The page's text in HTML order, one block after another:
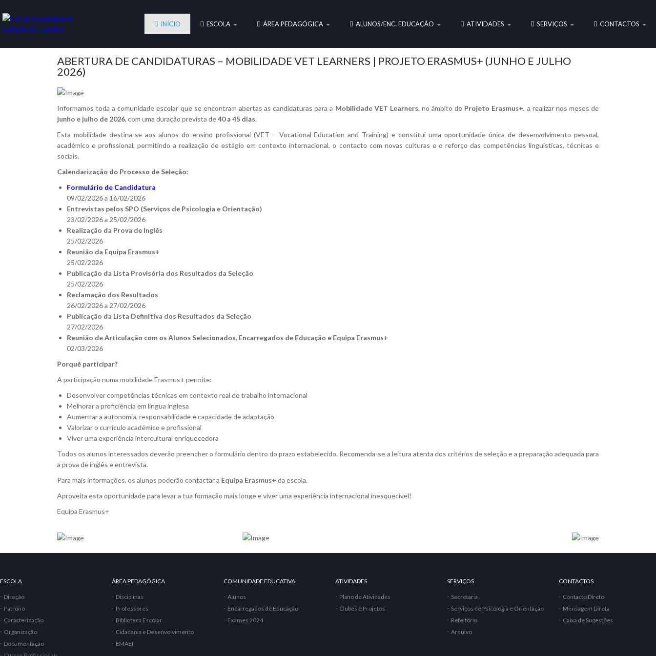
INÍCIO ESCOLA ÁREA PEDAGÓGICA ALUNOS/ENC. EDUCAÇÃO ATIVIDADES SERVIÇOS CONTACTOS
ABERTURA DE CANDIDATURAS – MOBILIDADE VET LEARNERS | PROJETO ERASMUS+ (JUNHO E JULHO
2026)
Informamos toda a comunidade escolar que se encontram abertas as candidaturas para a Mobilidade VET Learners, no âmbito do Projeto Erasmus+, a realizar nos meses de
junho e julho de 2026, com uma duração prevista de40 a 45 dias.
Esta mobilidade destina-se aos alunos do ensino profissional (VET – Vocational Education and Training) e constitui uma oportunidade única de desenvolvimento pessoal,
académico e profissional, permitindo a realização de estágio em contexto internacional, o contacto com novas culturas e o reforço das competências linguísticas, técnicas e
sociais.
Calendarização do Processo de Seleção:
Formulário de Candidatura
09/02/2026 a 16/02/2026
Entrevistas pelos SPO (Serviços de Psicologia e Orientação)
23/02/2026 a 25/02/2026
Realização da Prova de Inglês
25/02/2026
Reunião da Equipa Erasmus+
25/02/2026
Publicação da Lista Provisória dos Resultados da Seleção
25/02/2026
Reclamação dos Resultados
26/02/2026 a 27/02/2026
Publicação da Lista Definitiva dos Resultados da Seleção
27/02/2026
Reunião de Articulação com os Alunos Selecionados, Encarregados de Educação e Equipa Erasmus+
02/03/2026
Porquê participar?
A participação numa mobilidade Erasmus+ permite:
Desenvolver competências técnicas em contexto real de trabalho internacional
Melhorar a proficiência em língua inglesa
Aumentar a autonomia, responsabilidade e capacidade de adaptação
Valorizar o currículo académico e profissional
Viver uma experiência intercultural enriquecedora
Todos os alunos interessados deverão preencher o formulário dentro do prazo estabelecido. Recomenda-se a leitura atenta dos critérios de seleção e a preparação adequada para
a prova de inglês e entrevista.
Para mais informações, os alunos poderão contactar a Equipa Erasmus+ da escola.
Aproveita esta oportunidade para levar a tua formação mais longe e viver uma experiência internacional inesquecível!
Equipa Erasmus+
ESCOLA
Direção
Patrono
Caracterização
Organização
Documentação
ÁREA PEDAGÓGICA
Disciplinas
Professores
Biblioteca Escolar
Cidadania e Desenvolvimento
EMAEI
COMUNIDADE EDUCATIVA
Alunos
Encarregados de Educação
Exames 2024
ATIVIDADES
Plano de Atividades
Clubes e Projetos
SERVIÇOS
Secretaria
Serviços de Psicologia e Orientação
Refeitório
Arquivo
CONTACTOS
Contacto Direto
Mensagem Direta
Caixa de Sugestões